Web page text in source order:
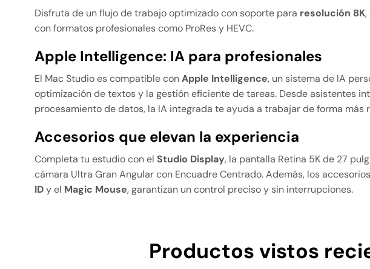
Disfruta de un flujo de trabajo optimizado con soporte para resolución 8K,
con formatos profesionales como ProRes y HEVC.
Apple Intelligence: IA para profesionales
El Mac Studio es compatible conApple Intelligence, un sistema de IA
optimización de textos y la gestión eficiente de tareas. Desde asistentes
procesamiento de datos, la IA integrada te ayuda a trabajar de forma más
Accesorios que elevan la experiencia
Completa tu estudio con el Studio Display, la pantalla Retina 5K de 27
cámara Ultra Gran Angular con Encuadre Centrado. Además, los
IDy el Magic Mouse, garantizan un control preciso y sin interrupciones.
Productos vistos